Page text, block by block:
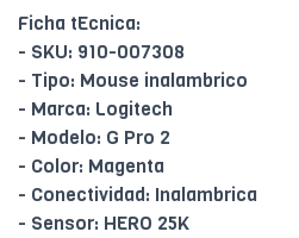
Ficha tEcnica:
- SKU: 910-007308
- Tipo: Mouse inalambrico
- Marca: Logitech
- Modelo: G Pro 2
- Color: Magenta
- Conectividad: Inalambrica
- Sensor: HERO 25K